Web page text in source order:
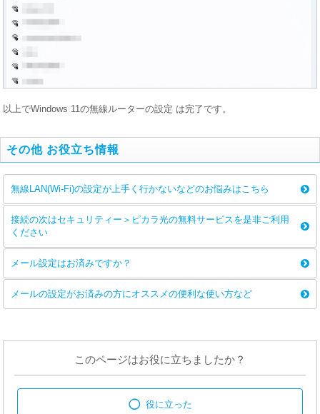
以上でWindows 11の無線ルーターの設定 は完了です。
その他 お役立ち情報
無線LAN(Wi-Fi)の設定が上手く行かないなどのお悩みはこちら
接続の次はセキュリティー＞ピカラ光の無料サービスを是非ご利用
ください
メール設定はお済みですか？
メールの設定がお済みの方にオススメの便利な使い方など
このページはお役に立ちましたか？
◯ 役に立った